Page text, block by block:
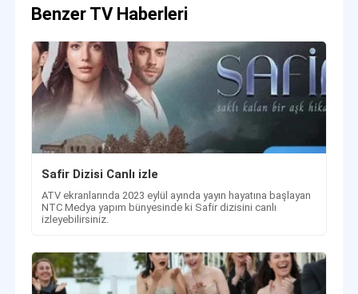
Benzer TV Haberleri
Safir Dizisi Canlı izle
ATV ekranlarında 2023 eylül ayında yayın hayatına başlayan
NTC Medya yapım bünyesinde ki Safir dizisini canlı
izleyebilirsiniz.